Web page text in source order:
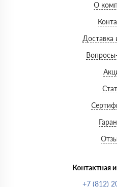
О
Доставка
Контактная
+7 (812)